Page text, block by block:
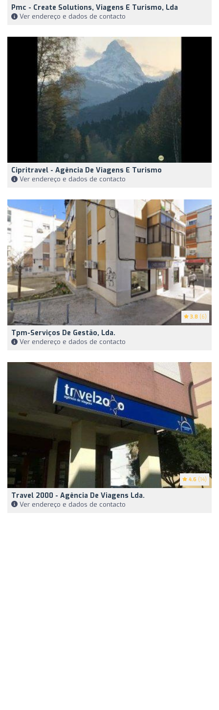
Pmc - Create Solutions, Viagens E Turismo, Lda
Ver endereço e dados de contacto
Cipritravel - Agência De Viagens E Turismo
Ver endereço e dados de contacto
3.8 (6)
Tpm-Serviços De Gestão, Lda.
Ver endereço e dados de contacto
4.6 (14)
Travel 2000 - Agência De Viagens Lda.
Ver endereço e dados de contacto